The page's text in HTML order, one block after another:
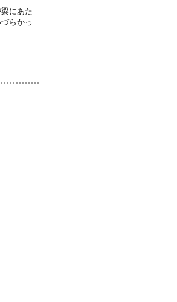
にあた
らかっ